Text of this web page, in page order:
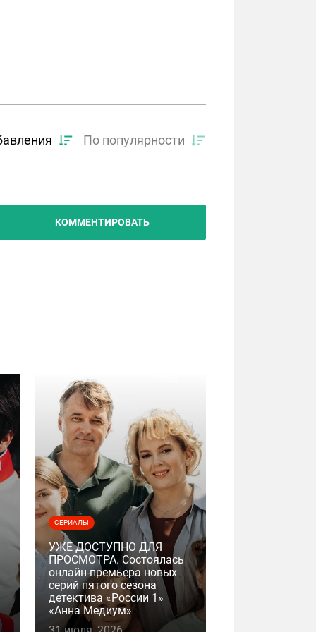
По популярности
КОММЕНТИРОВАТЬ
СЕРИАЛЫ
УЖЕ ДОСТУПНО ДЛЯ
ПРОСМОТРА. Состоялась
онлайн-премьера новых
серий пятого сезона
детектива «России 1»
«Анна Медиум»